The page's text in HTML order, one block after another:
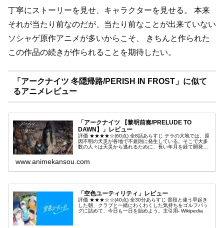
丁寧にストーリーを見せ、キャラクターを見せる。
本来
それが当たり前なのだが、当たり前なことが出来ていない
ソシャゲ原作アニメが多いからこそ、
きちんと作られた
この作品の続きが作られることを期待したい。
「アークナイツ 冬隠帰路/PERISH IN FROST」に似て
るアニメレビュー
「アークナイツ 【黎明前奏/PRELUDE TO
DAWN】」レビュー
評価 ★★★★☆(60点) 全8話あらすじ テラの大地では、原
因不明の天災が各地で不規則に発生している。そこで大多
数の人々は天災から逃れるために、長い年月を経て開発さ
www.animekansou.com
「空色ユーティリティ」レビュー
評価 ★★★☆☆(40点) 全30分あらすじ 普段と違う早起き
した朝、クラブと一緒にわくわくした気持ちをゴルフバッ
グに詰めて、今日も一日を始めよう。主引用- Wikipedia